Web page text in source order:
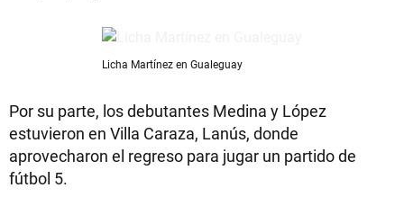
Licha Martínez en Gualeguay
Por su parte, los debutantes Medina y López
estuvieron en Villa Caraza, Lanús, donde
aprovecharon el regreso para jugar un partido de
fútbol 5.